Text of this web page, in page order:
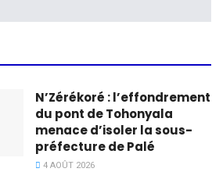
N’Zérékoré : l’effondrement
du pont de Tohonyala
menace d’isoler la sous-
préfecture de Palé
4 AOÛT 2026